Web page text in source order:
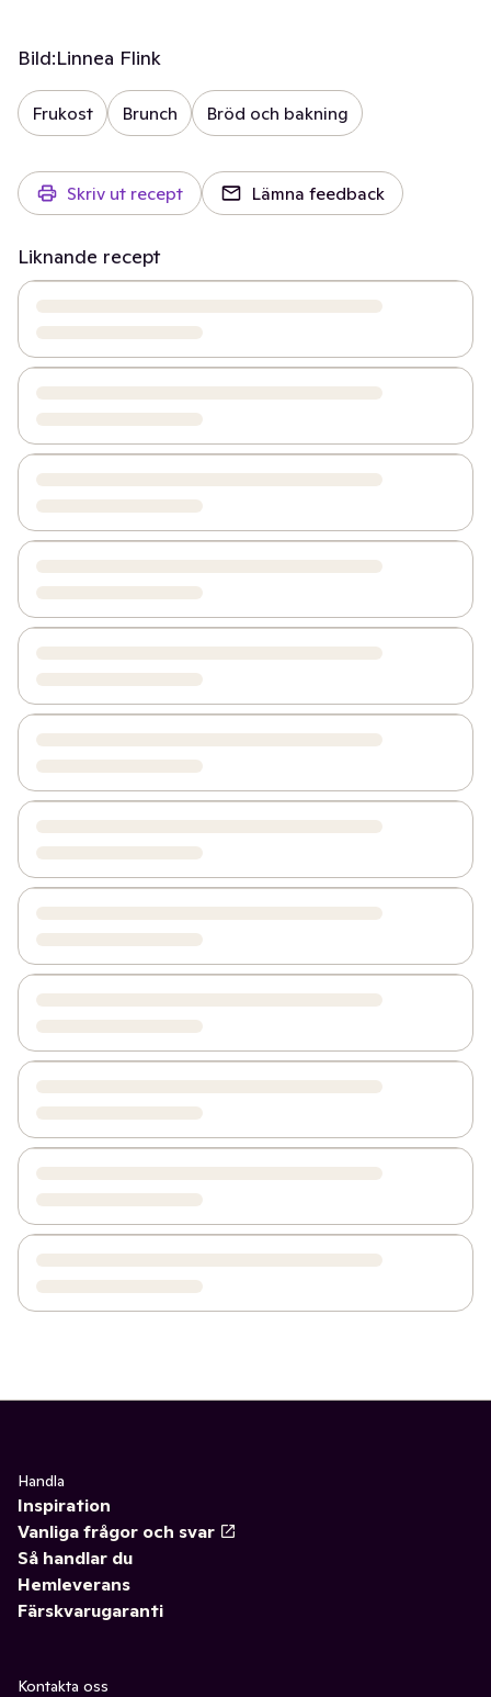
Bild:Linnea Flink
Frukost Brunch Bröd och bakning
Skriv ut recept Lämna feedback
Liknande recept
Handla
Inspiration
Vanliga frågor och svar
Så handlar du
Hemleverans
Färskvarugaranti
Kontakta oss